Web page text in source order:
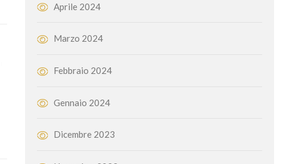
Aprile 2024
Marzo 2024
Febbraio 2024
Gennaio 2024
Dicembre 2023